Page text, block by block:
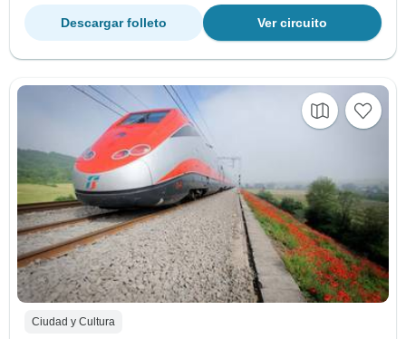
Ver circuito
Descargar folleto
Ciudad y Cultura